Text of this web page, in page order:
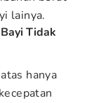
lainya.
Tidak
hanya